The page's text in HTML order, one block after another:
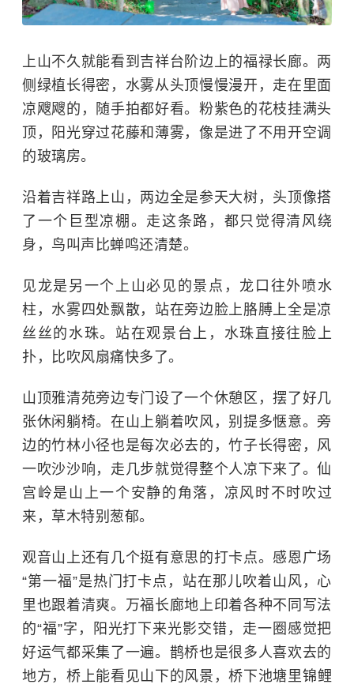
上山不久就能看到吉祥台阶边上的福禄长廊。两
侧绿植长得密，水雾从头顶慢慢漫开，走在里面
凉飕飕的，随手拍都好看。粉紫色的花枝挂满头
顶，阳光穿过花藤和薄雾，像是进了不用开空调
的玻璃房。
沿着吉祥路上山，两边全是参天大树，头顶像搭
了一个巨型凉棚。走这条路，都只觉得清风绕
身，鸟叫声比蝉鸣还清楚。
见龙是另一个上山必见的景点，龙口往外喷水
柱，水雾四处飘散，站在旁边脸上胳膊上全是凉
丝丝的水珠。站在观景台上，水珠直接往脸上
扑，比吹风扇痛快多了。
山顶雅清苑旁边专门设了一个休憩区，摆了好几
张休闲躺椅。在山上躺着吹风，别提多惬意。旁
边的竹林小径也是每次必去的，竹子长得密，风
一吹沙沙响，走几步就觉得整个人凉下来了。仙
宫岭是山上一个安静的角落，凉风时不时吹过
来，草木特别葱郁。
观音山上还有几个挺有意思的打卡点。感恩广场
“第一福”是热门打卡点，站在那儿吹着山风，心
里也跟着清爽。万福长廊地上印着各种不同写法
的“福”字，阳光打下来光影交错，走一圈感觉把
好运气都采集了一遍。鹊桥也是很多人喜欢去的
地方，桥上能看见山下的风景，桥下池塘里锦鲤